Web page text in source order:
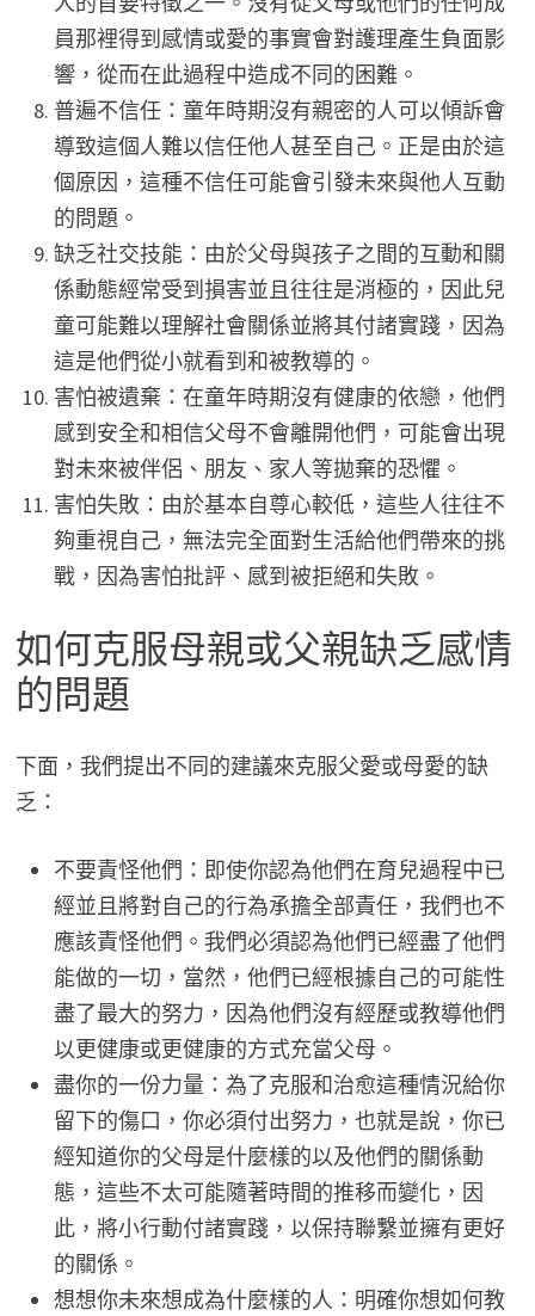
員那裡得到感情或愛的事實會對護理產生負面影
響，從而在此過程中造成不同的困難。
普遍不信任：童年時期沒有親密的人可以傾訴會
導致這個人難以信任他人甚至自己。正是由於這
個原因，這種不信任可能會引發未來與他人互動
的問題。
缺乏社交技能：由於父母與孩子之間的互動和關
係動態經常受到損害並且往往是消極的，因此兒
童可能難以理解社會關係並將其付諸實踐，因為
這是他們從小就看到和被教導的。
害怕被遺棄：在童年時期沒有健康的依戀，他們
感到安全和相信父母不會離開他們，可能會出現
對未來被伴侶、朋友、家人等拋棄的恐懼。
害怕失敗：由於基本自尊心較低，這些人往往不
夠重視自己，無法完全面對生活給他們帶來的挑
戰，因為害怕批評、感到被拒絕和失敗。
如何克服母親或父親缺乏感情
的問題
下面，我們提出不同的建議來克服父愛或母愛的缺
乏：
不要責怪他們：即使你認為他們在育兒過程中已
經並且將對自己的行為承擔全部責任，我們也不
應該責怪他們。我們必須認為他們已經盡了他們
能做的一切，當然，他們已經根據自己的可能性
盡了最大的努力，因為他們沒有經歷或教導他們
以更健康或更健康的方式充當父母。
盡你的一份力量：為了克服和治愈這種情況給你
留下的傷口，你必須付出努力，也就是說，你已
經知道你的父母是什麼樣的以及他們的關係動
態，這些不太可能隨著時間的推移而變化，因
此，將小行動付諸實踐，以保持聯繫並擁有更好
的關係。
想想你未來想成為什麼樣的人：明確你想如何教